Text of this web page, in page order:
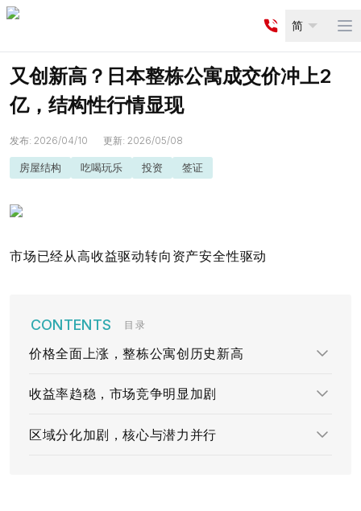
简
又创新高？日本整栋公寓成交价冲上2
亿，结构性行情显现
发布: 2026/04/10 更新: 2026/05/08
房屋结构 吃喝玩乐 投资 签证
市场已经从高收益驱动转向资产安全性驱动
目录
价格全面上涨，整栋公寓创历史新高
收益率趋稳，市场竞争明显加剧
区域分化加剧，核心与潜力并行